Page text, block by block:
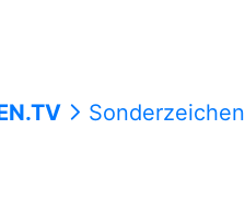
Sonderzeichen